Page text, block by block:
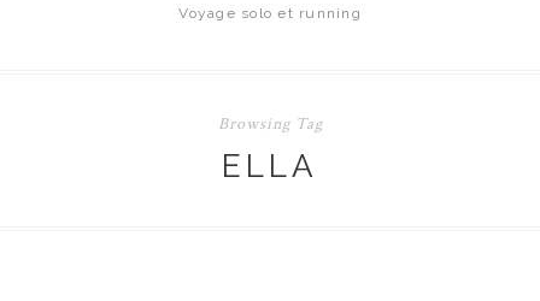
Voyage solo et running
Browsing Tag
ELLA